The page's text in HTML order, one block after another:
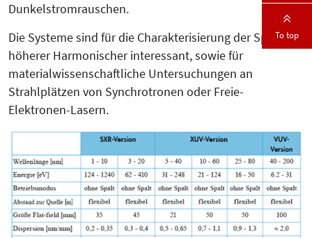
Dunkel­strom­rauschen.
Die Systeme sind für die Cha­rak­­te­risierung der Spektren
höherer Har­mo­nischer interessant, sowie für
materialwissenschaftliche Untersuchungen an
Strahlplätzen von Synchrotronen oder Freie-
Elektronen-Lasern.
To top